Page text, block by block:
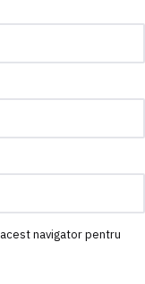
navigator pentru